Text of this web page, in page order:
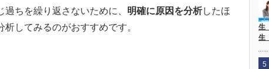
ちを繰り返さないために、 明確に原因を分析したほ
してみるのがおすすめです。
生
生
5